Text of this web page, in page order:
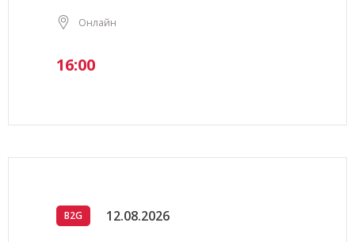
Онлайн
16:00
B2G 12.08.2026